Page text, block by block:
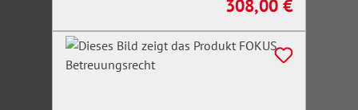
Regulärer Preis:
308,00 €